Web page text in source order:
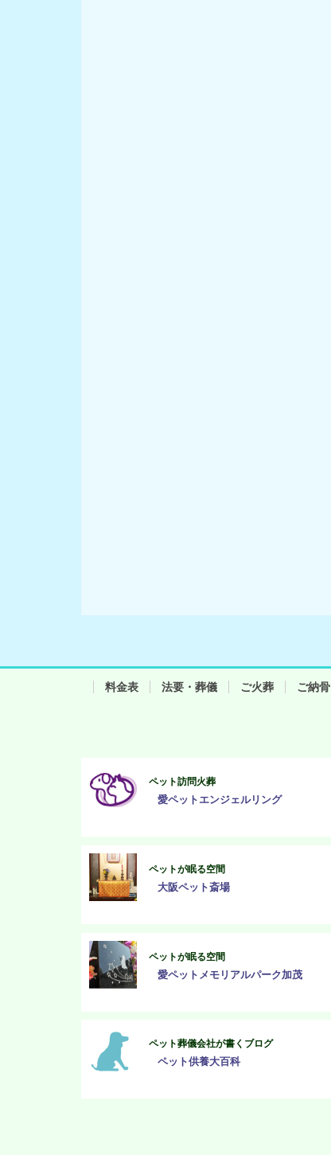
料金表 法要・葬儀 ご火葬 ご納骨
ペット訪問火葬
愛ペットエンジェルリング
ペットが眠る空間
大阪ペット斎場
ペットが眠る空間
愛ペットメモリアルパーク加茂
ペット葬儀会社が書くブログ
ペット供養大百科